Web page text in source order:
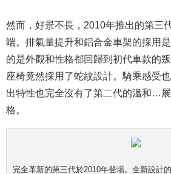
然而，好景不長，2010年推出的第三
端。排氣量提升和鋁合金車架的採用
的是外觀和性格都回歸到初代車款的
座椅竟然採用了蛇紋設計。騎乘感受
出特性也完全沒有了第二代的溫和…
格。
完全革新的第三代於2010年登場。全新設計